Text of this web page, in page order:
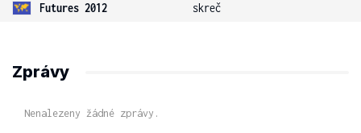
Futures 2012
skreč
Zprávy
Nenalezeny žádné zprávy.